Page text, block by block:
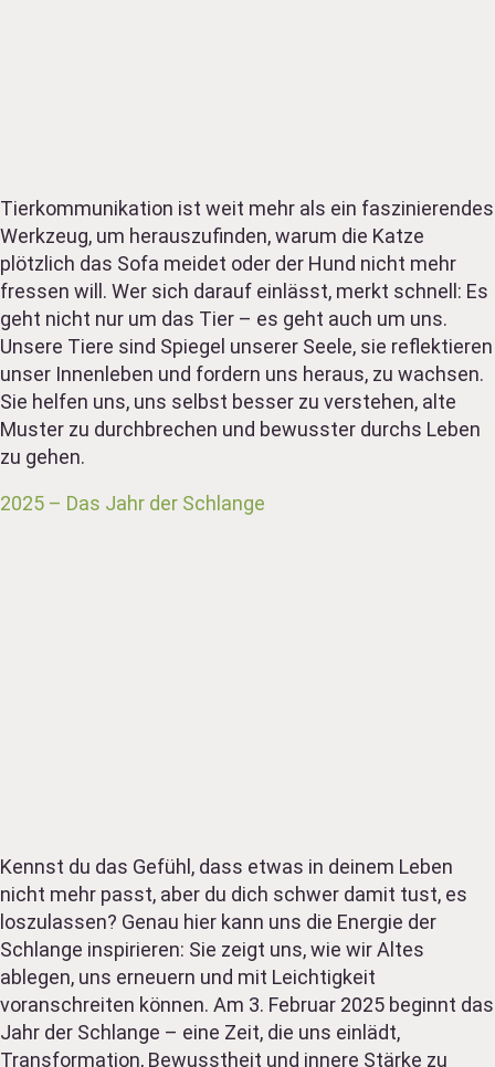
Tierkommunikation ist weit mehr als ein faszinierendes
Werkzeug, um herauszufinden, warum die Katze
plötzlich das Sofa meidet oder der Hund nicht mehr
fressen will. Wer sich darauf einlässt, merkt schnell: Es
geht nicht nur um das Tier – es geht auch um uns.
Unsere Tiere sind Spiegel unserer Seele, sie reflektieren
unser Innenleben und fordern uns heraus, zu wachsen.
Sie helfen uns, uns selbst besser zu verstehen, alte
Muster zu durchbrechen und bewusster durchs Leben
zu gehen.
2025 – Das Jahr der Schlange
Kennst du das Gefühl, dass etwas in deinem Leben
nicht mehr passt, aber du dich schwer damit tust, es
loszulassen? Genau hier kann uns die Energie der
Schlange inspirieren: Sie zeigt uns, wie wir Altes
ablegen, uns erneuern und mit Leichtigkeit
voranschreiten können. Am 3. Februar 2025 beginnt das
Jahr der Schlange – eine Zeit, die uns einlädt,
Transformation, Bewusstheit und innere Stärke zu